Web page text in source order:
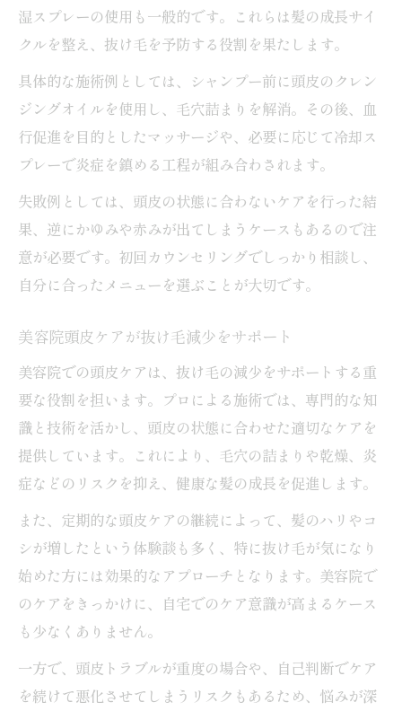
湿スプレーの使用も一般的です。これらは髪の成長サイ
クルを整え、抜け毛を予防する役割を果たします。
具体的な施術例としては、シャンプー前に頭皮のクレン
ジングオイルを使用し、毛穴詰まりを解消。その後、血
行促進を目的としたマッサージや、必要に応じて冷却ス
プレーで炎症を鎮める工程が組み合わされます。
失敗例としては、頭皮の状態に合わないケアを行った結
果、逆にかゆみや赤みが出てしまうケースもあるので注
意が必要です。初回カウンセリングでしっかり相談し、
自分に合ったメニューを選ぶことが大切です。
美容院頭皮ケアが抜け毛減少をサポート
美容院での頭皮ケアは、抜け毛の減少をサポートする重
要な役割を担います。プロによる施術では、専門的な知
識と技術を活かし、頭皮の状態に合わせた適切なケアを
提供しています。これにより、毛穴の詰まりや乾燥、炎
症などのリスクを抑え、健康な髪の成長を促進します。
また、定期的な頭皮ケアの継続によって、髪のハリやコ
シが増したという体験談も多く、特に抜け毛が気になり
始めた方には効果的なアプローチとなります。美容院で
のケアをきっかけに、自宅でのケア意識が高まるケース
も少なくありません。
一方で、頭皮トラブルが重度の場合や、自己判断でケア
を続けて悪化させてしまうリスクもあるため、悩みが深